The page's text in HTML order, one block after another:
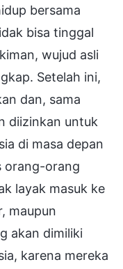
bersama
bisa tinggal
wujud asli
Setelah ini,
dan, sama
diizinkan untuk
di masa depan
orang-orang
layak masuk ke
maupun
akan dimiliki
karena mereka